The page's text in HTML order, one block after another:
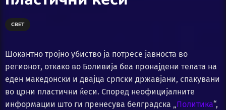
СВЕТ
Шокантно тројно убиство ја потресе јавноста во
регионот, откако во Боливија беа пронајдени телата на
еден македонски и двајца српски државјани, спакувани
во црни пластични ќеси. Според неофицијалните
информации што ги пренесува белградска „Политика“,